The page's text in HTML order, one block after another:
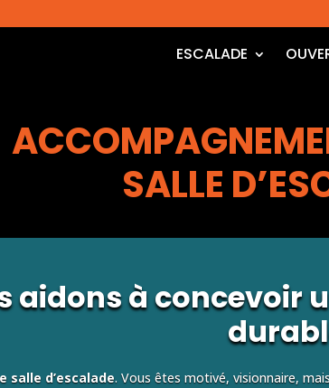
ESCALADE
SALLE
aidons à concevoir
salle d’escalade. Vous êtes motivé, visionnaire,